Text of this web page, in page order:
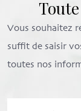
Vous souhaitez
suffit de saisir
toutes nos